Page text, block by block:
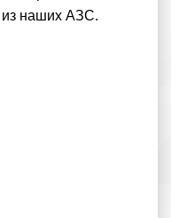
наших АЗС.